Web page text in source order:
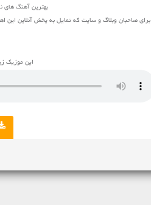
بهترین آهنگ های
برای صاحبان وبلاگ و سایت که تمایل به پخش آنلاین این
این موزیک